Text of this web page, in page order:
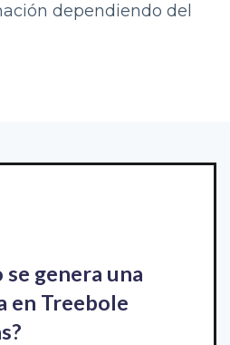
dependiendo del
se genera una
en Treebole